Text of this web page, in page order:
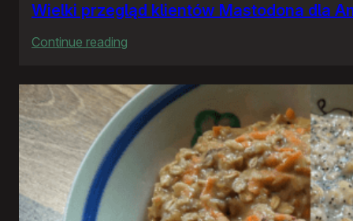
Wielki przegląd klientów Mastodona dla
Continue reading
przegląd
klientów
Mastodona
dla
Androida